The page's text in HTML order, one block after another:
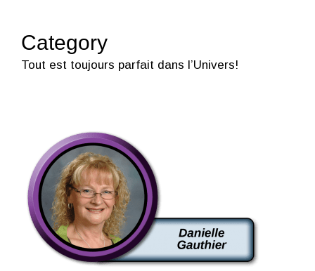
Category
Tout est toujours parfait dans l’Univers!